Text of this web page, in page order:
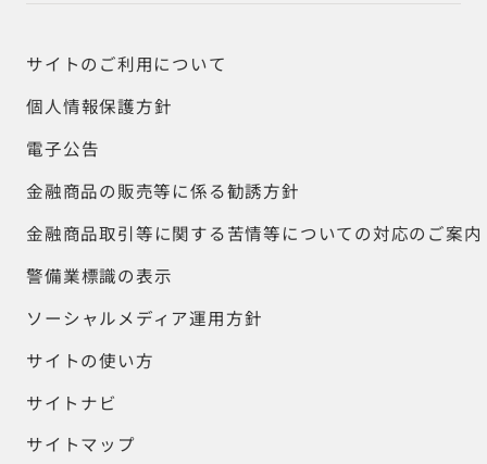
サイトのご利用について
個人情報保護方針
電子公告
金融商品の販売等に係る勧誘方針
金融商品取引等に関する苦情等についての対応のご案内
警備業標識の表示
ソーシャルメディア運用方針
サイトの使い方
サイトナビ
サイトマップ